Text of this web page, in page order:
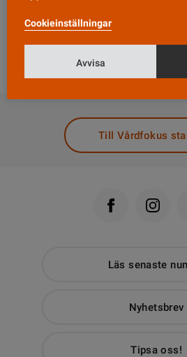
tyngd, säger han.
samarbetsorgan för länets alla
Till Vårdfokus
Läs senaste
Nyhetsbrev
Tipsa oss!
Cookieinställningar
Avvisa